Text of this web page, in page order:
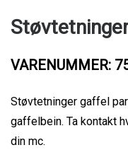
VARENUMMER:
Støvtetninger gaffel
gaffelbein. Ta kontakt
din mc.